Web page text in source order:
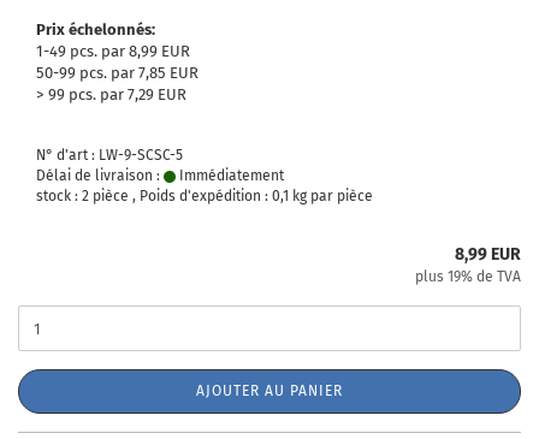
Prix échelonnés:
1-49 pcs. par 8,99 EUR
50-99 pcs. par 7,85 EUR
> 99 pcs. par 7,29 EUR
N° d'art : LW-9-SCSC-5
Délai de livraison :
Immédiatement
stock : 2 pièce , Poids d'expédition : 0,1 kg par pièce
8,99 EUR
plus 19% de TVA
AJOUTER AU PANIER